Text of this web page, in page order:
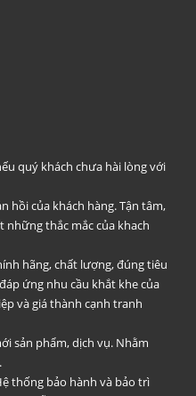
quý khách chưa hài lòng với
hồi của khách hàng. Tận tâm,
những thắc mắc của khach
hãng, chất lượng, đúng tiêu
ứng nhu cầu khắt khe của
và giá thành cạnh tranh
sản phẩm, dịch vụ. Nhằm
thống bảo hành và bảo trì